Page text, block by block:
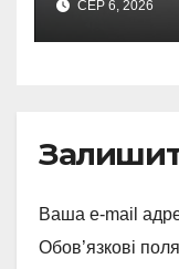
росіян
СЕР 6, 2026
Ваша e-mail
Обов’язкові